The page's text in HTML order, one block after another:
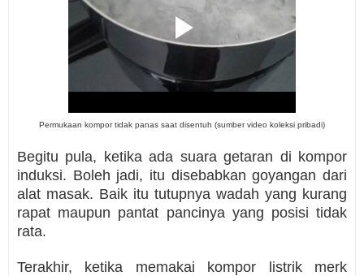
Permukaan kompor tidak panas saat disentuh (sumber video koleksi pribadi)
Begitu pula, ketika ada suara getaran di kompor
induksi. Boleh jadi, itu disebabkan goyangan dari
alat masak. Baik itu tutupnya wadah yang kurang
rapat maupun pantat pancinya yang posisi tidak
rata.
Terakhir, ketika memakai kompor listrik merk